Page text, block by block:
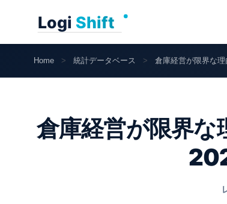
Home > 統計データベース > 倉庫経営が限界な
倉庫経営が限界